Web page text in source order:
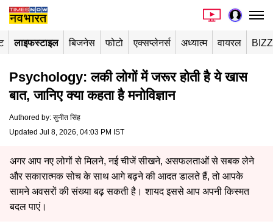
लाइफस्टाइल बिजनेस फोटो एक्सप्लेनर्स अध्यात्म वायरल
Psychology: लकी लोगों में जरूर होती है ये खास
बात, जानिए क्या कहता है मनोविज्ञान
Authored by: सुनीत सिंह
Updated Jul 8, 2026, 04:03 PM IST
अगर आप नए लोगों से मिलने, नई चीजें सीखने, असफलताओं से सबक लेने
और सकारात्मक सोच के साथ आगे बढ़ने की आदत डालते हैं, तो आपके
सामने अवसरों की संख्या बढ़ सकती है। शायद इससे आप अपनी किस्मत
बदल पाएं।